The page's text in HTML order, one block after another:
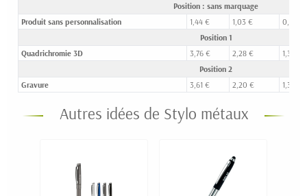
Position : sans marquage
Produit sans personnalisation
1,44 € 1,03 €
0,78 €
Position 1
Quadrichromie 3D
3,76 € 2,28 €
1,39 €
Position 2
Gravure
3,61 € 2,20 € 1,36 €
Autres idées de Stylo métaux